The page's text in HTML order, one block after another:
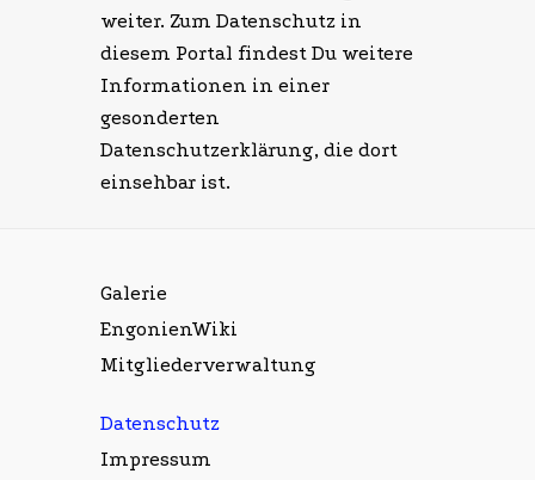
weiter. Zum Datenschutz in
diesem Portal findest Du weitere
Informationen in einer
gesonderten
Datenschutzerklärung, die dort
einsehbar ist.
Galerie
EngonienWiki
Mitgliederverwaltung
Datenschutz
Impressum